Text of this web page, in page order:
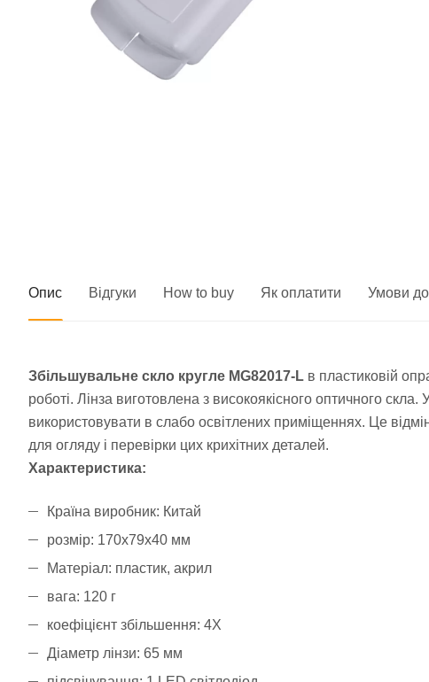
Опис Відгуки How to buy Як оплатити Умови
Збільшувальне скло кругле MG82017-L в пластиковій
роботі. Лінза виготовлена з високоякісного оптичного
використовувати в слабо освітлених приміщеннях. Це
для огляду і перевірки цих крихітних деталей.
Характеристика:
Країна виробник: Китай
розмір: 170х79х40 мм
Матеріал: пластик, акрил
вага: 120 г
коефіцієнт збільшення: 4X
Діаметр лінзи: 65 мм